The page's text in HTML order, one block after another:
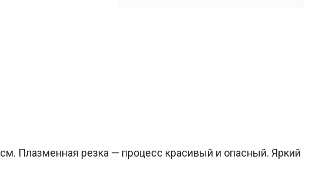
Плазменная резка — процесс красивый и опасный. Яркий